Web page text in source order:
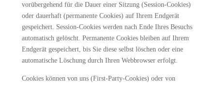
vorübergehend für die Dauer einer Sitzung (Session-Cookies)
oder dauerhaft (permanente Cookies) auf Ihrem Endgerät
gespeichert. Session-Cookies werden nach Ende Ihres Besuchs
automatisch gelöscht. Permanente Cookies bleiben auf Ihrem
Endgerät gespeichert, bis Sie diese selbst löschen oder eine
automatische Löschung durch Ihren Webbrowser erfolgt.
Cookies können von uns (First-Party-Cookies) oder von